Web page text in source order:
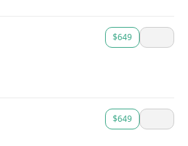
$649
$649